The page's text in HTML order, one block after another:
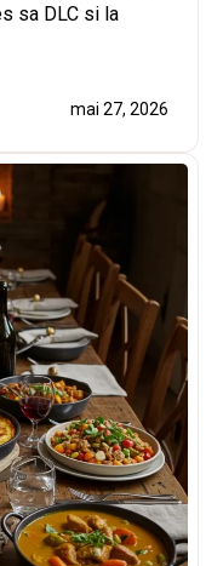
sa DLC si la
mai 27, 2026